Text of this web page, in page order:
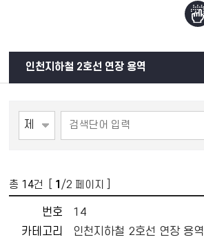
인천지하철 2호선 연장 용역
총 14건 [ 1/2 페이지 ]
번호
14
카테고리
인천지하철 2호선 연장 용역